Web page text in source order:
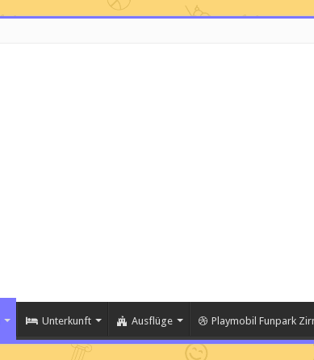
Unterkunft Ausflüge Playmobil Funpark